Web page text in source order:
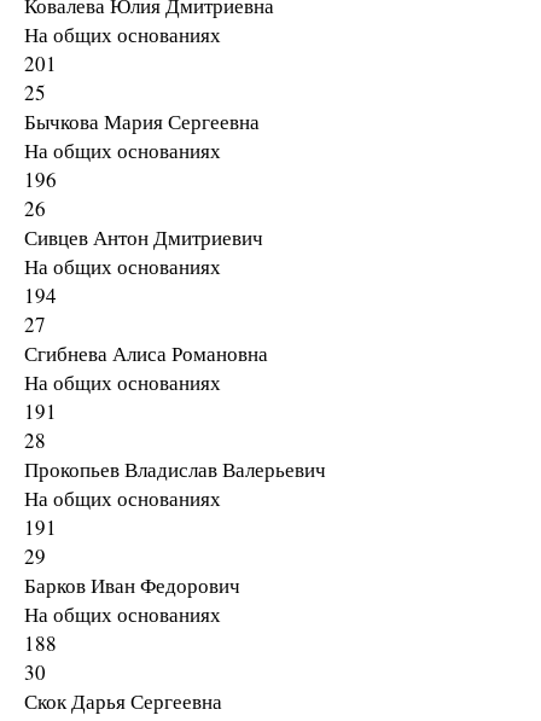
На общих основаниях
201
25
Бычкова Мария Сергеевна
На общих основаниях
196
26
Сивцев Антон Дмитриевич
На общих основаниях
194
27
Сгибнева Алиса Романовна
На общих основаниях
191
28
Прокопьев Владислав Валерьевич
На общих основаниях
191
29
Барков Иван Федорович
На общих основаниях
188
30
Скок Дарья Сергеевна